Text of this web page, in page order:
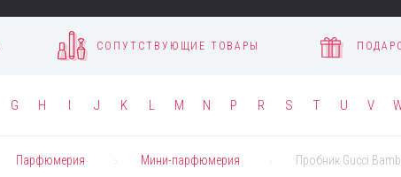
СОПУТСТВУЮЩИЕ ТОВАРЫ
G H I J K L M N P R S T U V
Парфюмерия Мини-парфюмерия Пробник Gucci